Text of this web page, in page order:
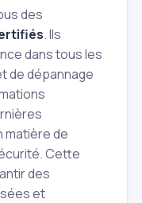
des
. Ils
dans tous les
de dépannage
matière de
Cette
des
et